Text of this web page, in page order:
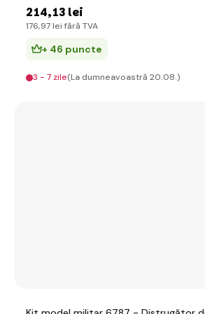
214,13 lei
176,97 lei fără TVA
+ 46 puncte
3 - 7 zile(La dumneavoastră 20.08.)